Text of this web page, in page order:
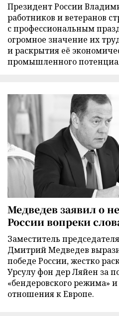
Президент России
работников и ветеранов
с профессиональным
огромное значение их
и раскрытия её
промышленного
Медведев заявил о
России вопреки
Заместитель
Дмитрий Медведев
победе России, жестко
Урсулу фон дер Ляйен за
«бендеровского режима» и
отношения к Европе.